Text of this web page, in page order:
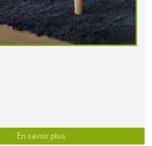
En savoir plus